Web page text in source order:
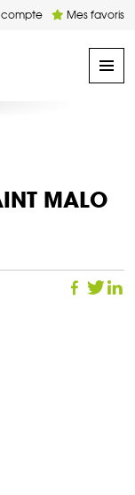
compte Mes favoris
MALO